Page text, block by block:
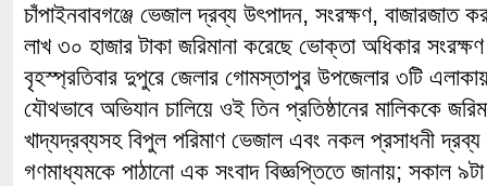
চাঁপাইনবাবগঞ্জে ভেজাল দ্রব্য উৎপাদন, সংরক্ষণ, বাজারজাত
লাখ ৩০ হাজার টাকা জরিমানা করেছে ভোক্তা অধিকার
বৃহস্প্রতিবার দুপুরে জেলার গোমস্তাপুর উপজেলার ৩টি
যৌথভাবে অভিযান চালিয়ে ওই তিন প্রতিষ্ঠানের মালিককে
খাদ্যদ্রব্যসহ বিপুল পরিমাণ ভেজাল এবং নকল প্রসাধনী
গণমাধ্যমকে পাঠানো এক সংবাদ বিজ্ঞপ্তিতে জানায়; সকাল